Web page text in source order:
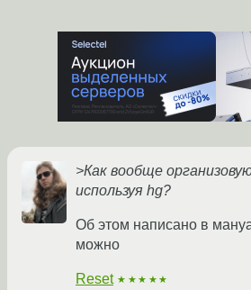
>Как вообще
используя hg?
Об этом написано в
можно
Reset ★★★★★